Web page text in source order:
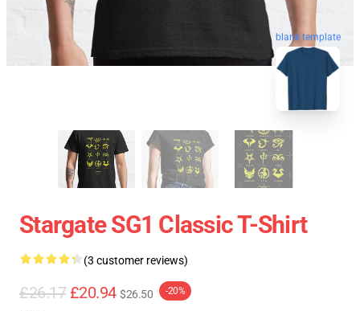
blank template
Stargate SG1 Classic T-Shirt
(3 customer reviews)
£26.17 £20.94 $26.50 -20%